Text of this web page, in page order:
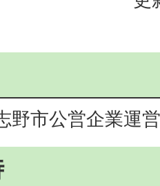
野市公営企業運